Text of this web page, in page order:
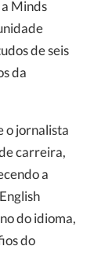
Minds
de seis
da
o jornalista
carreira,
a
do idioma,
do